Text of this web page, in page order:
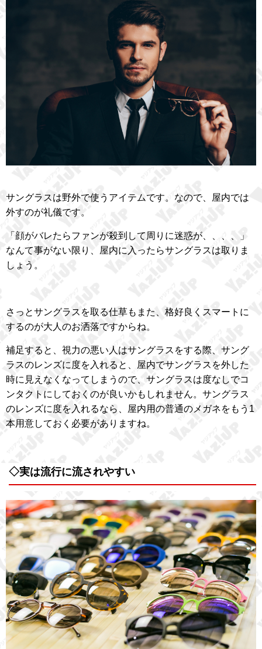
サングラスは野外で使うアイテムです。なので、屋内では
外すのが礼儀です。
「顔がバレたらファンが殺到して周りに迷惑が、、、、」
なんて事がない限り、屋内に入ったらサングラスは取りま
しょう。
さっとサングラスを取る仕草もまた、格好良くスマートに
するのが大人のお洒落ですからね。
補足すると、視力の悪い人はサングラスをする際、サング
ラスのレンズに度を入れると、屋内でサングラスを外した
時に見えなくなってしまうので、サングラスは度なしでコ
ンタクトにしておくのが良いかもしれません。サングラス
のレンズに度を入れるなら、屋内用の普通のメガネをもう1
本用意しておく必要がありますね。
◇実は流行に流されやすい